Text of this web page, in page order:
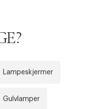
Lampeskjermer
Gulvlamper